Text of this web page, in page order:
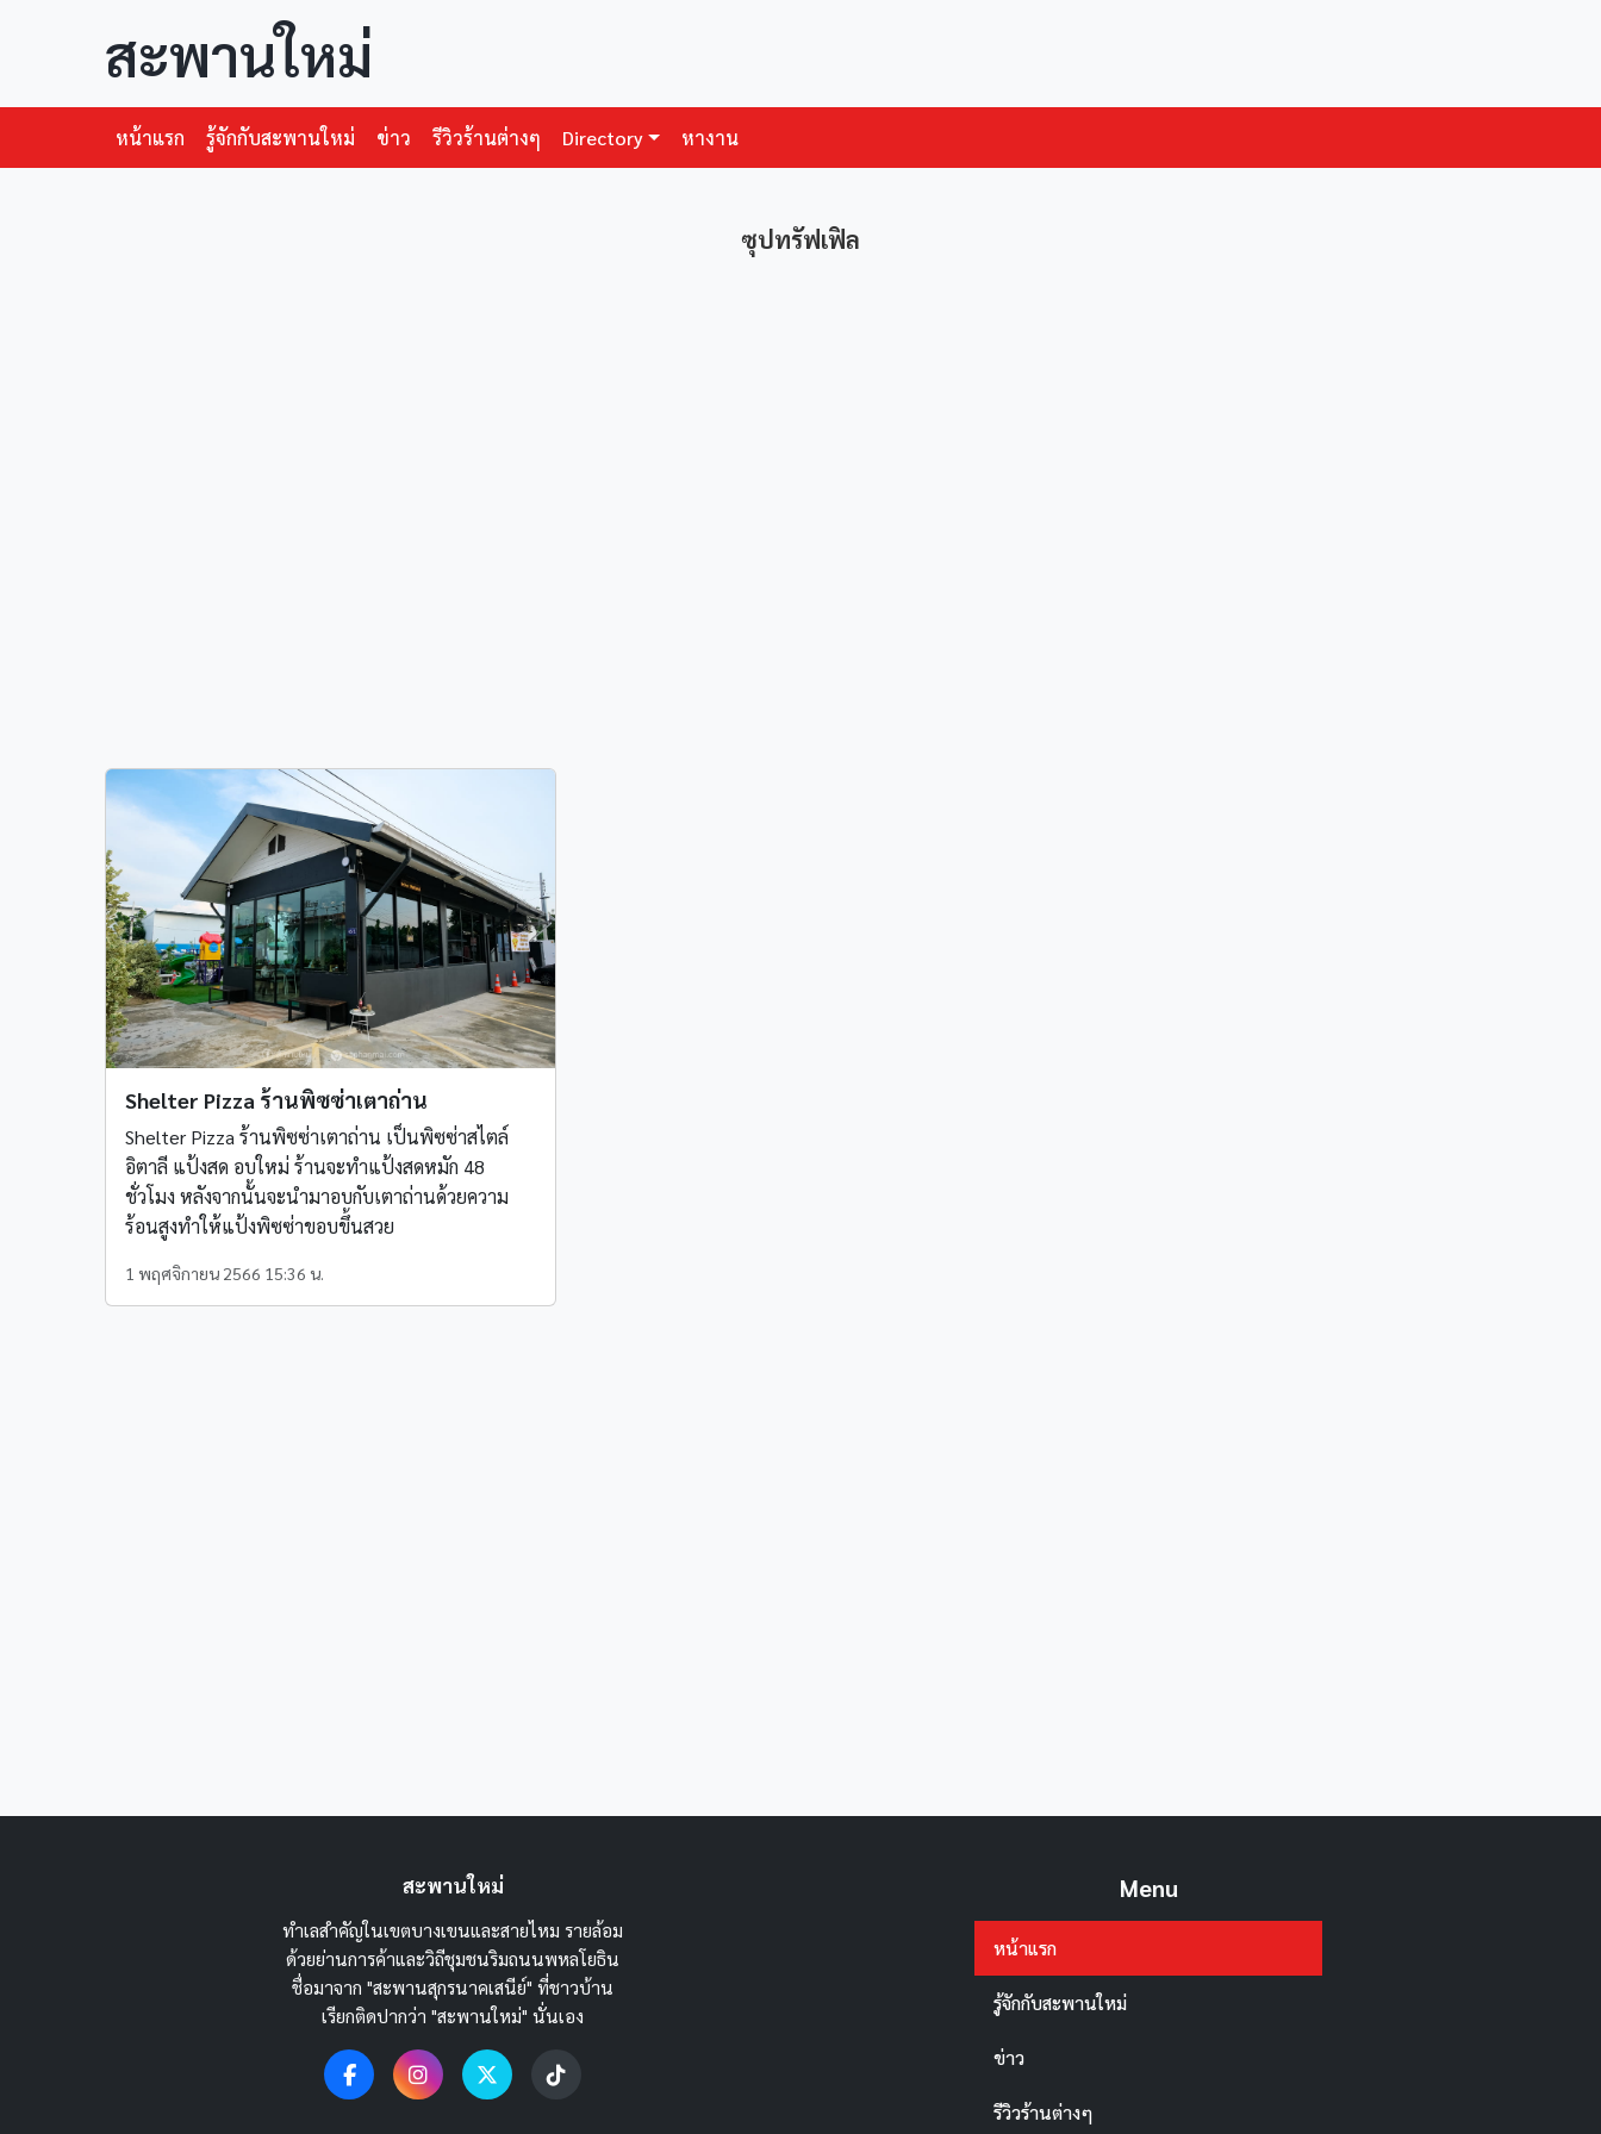
สะพานใหม่
หน้าแรก รู้จักกับสะพานใหม่ ข่าว รีวิวร้านต่างๆ Directory หางาน
ซุปทรัฟเฟิล
Shelter Pizza ร้านพิซซ่าเตาถ่าน
Shelter Pizza ร้านพิซซ่าเตาถ่าน เป็นพิซซ่าสไตล์
อิตาลี แป้งสด อบใหม่ ร้านจะทำแป้งสดหมัก 48
ชั่วโมง หลังจากนั้นจะนำมาอบกับเตาถ่านด้วยความ
ร้อนสูงทำให้แป้งพิซซ่าขอบขึ้นสวย
1 พฤศจิกายน 2566 15:36 น.
สะพานใหม่
ทำเลสำคัญในเขตบางเขนและสายไหม รายล้อม
ด้วยย่านการค้าและวิถีชุมชนริมถนนพหลโยธิน
ชื่อมาจาก "สะพานสุกรนาคเสนีย์" ที่ชาวบ้าน
เรียกติดปากว่า "สะพานใหม่" นั่นเอง
Menu
หน้าแรก
รู้จักกับสะพานใหม่
ข่าว
รีวิวร้านต่างๆ